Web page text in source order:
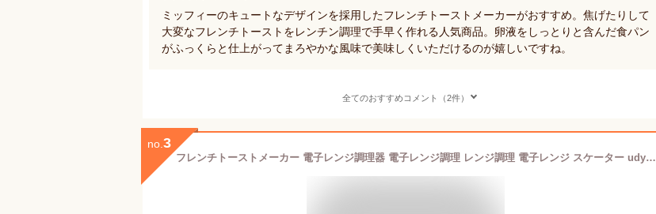
ミッフィーのキュートなデザインを採用したフレンチトーストメーカーがおすすめ。焦げたりして
大変なフレンチトーストをレンチン調理で手早く作れる人気商品。卵液をしっとりと含んだ食パン
がふっくらと仕上がってまろやかな風味で美味しくいただけるのが嬉しいですね。
全てのおすすめコメント（2件）
no. 3
フレンチトーストメーカー 電子レンジ調理器 電子レンジ調理 レンジ調理 電子レンジ スケーター udy1t【パン作り フレンチトースト トースト 道具 セット レンジ調理器具スヌーピー snoopy ピーナッツ 女性 レディース】